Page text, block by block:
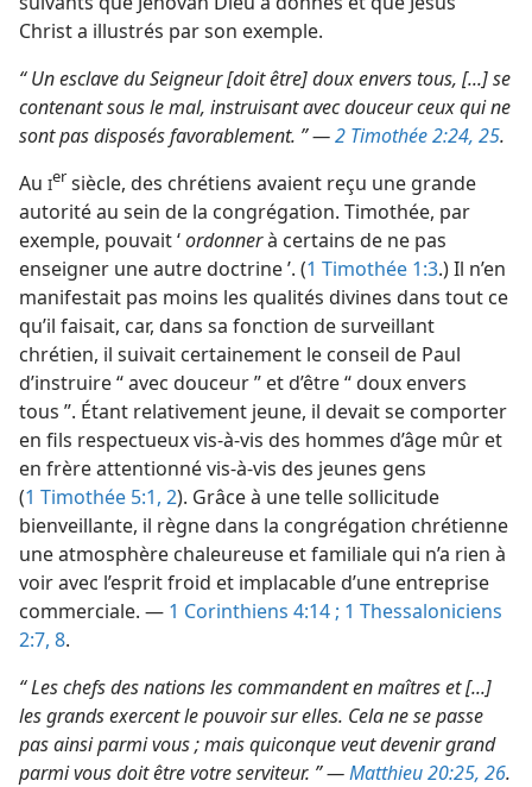
Christ a illustrés par son exemple.
“ Un esclave du Seigneur [doit être] doux envers tous, [...] se
contenant sous le mal, instruisant avec douceur ceux qui ne
sont pas disposés favorablement. ” —2 Timothée 2:24, 25.
Au Ier siècle, des chrétiens avaient reçu une grande
autorité au sein de la congrégation. Timothée, par
exemple, pouvait ‘ordonnerà certains de ne pas
enseigner une autre doctrine ’. (1 Timothée 1:3.) Il n’en
manifestait pas moins les qualités divines dans tout ce
qu’il faisait, car, dans sa fonction de surveillant
chrétien, il suivait certainement le conseil de Paul
d’instruire “ avec douceur ” et d’être “ doux envers
tous ”. Étant relativement jeune, il devait se comporter
en fils respectueux vis-à-vis des hommes d’âge mûr et
en frère attentionné vis-à-vis des jeunes gens
(1 Timothée 5:1, 2). Grâce à une telle sollicitude
bienveillante, il règne dans la congrégation chrétienne
une atmosphère chaleureuse et familiale qui n’a rien à
voir avec l’esprit froid et implacable d’une entreprise
commerciale. — 1 Corinthiens 4:14 ; 1 Thessaloniciens
2:7, 8.
“ Les chefs des nations les commandent en maîtres et [...]
les grands exercent le pouvoir sur elles. Cela ne se passe
pas ainsi parmi vous ; mais quiconque veut devenir grand
parmi vous doit être votre serviteur. ” —Matthieu 20:25, 26.